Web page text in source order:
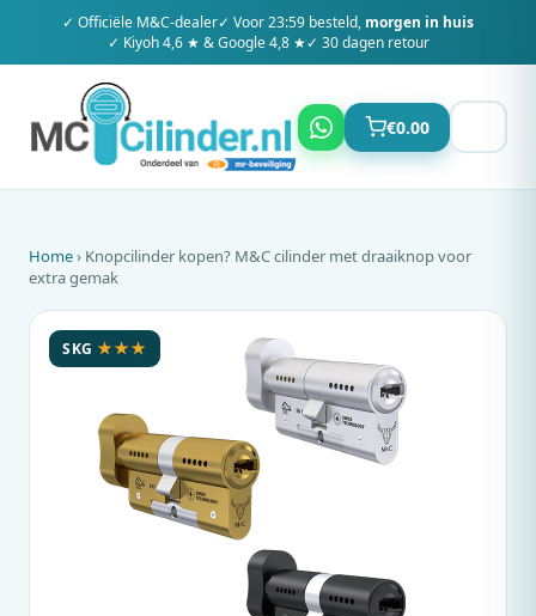
✓ Officiële M&C-dealer✓ Voor 23:59 besteld, morgen in huis
✓ Kiyoh 4,6 ★ & Google 4,8 ★✓ 30 dagen retour
€0.00
Home› Knopcilinder kopen? M&Ccilinder met draaiknop voor
extra gemak
SKG ★★★